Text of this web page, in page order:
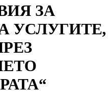
ЗА
УСЛУГИТЕ,